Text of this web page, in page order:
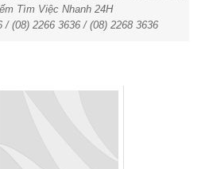
Tìm Việc Nhanh 24H
/ (08) 2266 3636 / (08) 2268 3636